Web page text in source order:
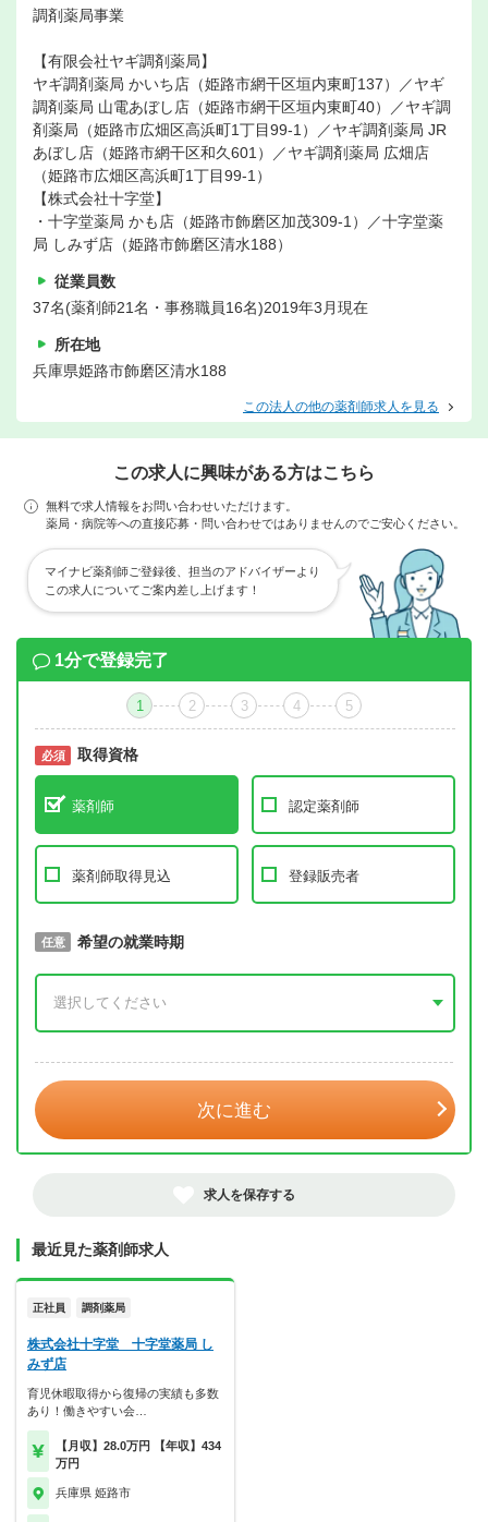
調剤薬局事業
【有限会社ヤギ調剤薬局】
ヤギ調剤薬局 かいち店（姫路市網干区垣内東町137）／ヤギ
調剤薬局 山電あぼし店（姫路市網干区垣内東町40）／ヤギ調
剤薬局（姫路市広畑区高浜町1丁目99-1）／ヤギ調剤薬局 JR
あぼし店（姫路市網干区和久601）／ヤギ調剤薬局 広畑店
（姫路市広畑区高浜町1丁目99-1）
【株式会社十字堂】
・十字堂薬局 かも店（姫路市飾磨区加茂309-1）／十字堂薬
局 しみず店（姫路市飾磨区清水188）
従業員数
37名(薬剤師21名・事務職員16名)2019年3月現在
所在地
兵庫県姫路市飾磨区清水188
この法人の他の薬剤師求人を見る
この求人に興味がある方はこちら
無料で求人情報をお問い合わせいただけます。
薬局・病院等への直接応募・問い合わせではありませんのでご安心ください。
マイナビ薬剤師ご登録後、担当のアドバイザーより
この求人についてご案内差し上げます！
1分で登録完了
1 2 3 4 5
必須 取得資格
薬剤師 認定薬剤師
薬剤師取得見込 登録販売者
必須 取得予定年
任意 希望の就業時期
次に進む
求人を保存する
最近見た薬剤師求人
正社員 調剤薬局
株式会社十字堂 十字堂薬局 し
みず店
育児休暇取得から復帰の実績も多数
あり！働きやすい会…
【月収】28.0万円 【年収】434
万円
兵庫県 姫路市